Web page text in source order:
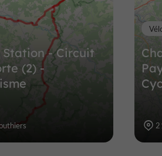
15,7
Station - Circuit
(2) -